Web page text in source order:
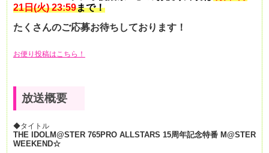
21日(火) 23:59まで！
たくさんのご応募お待ちしております！
お便り投稿はこちら！
放送概要
◆タイトル
THE IDOLM@STER 765PRO ALLSTARS 15周年記念特番 M@STER
WEEKEND☆